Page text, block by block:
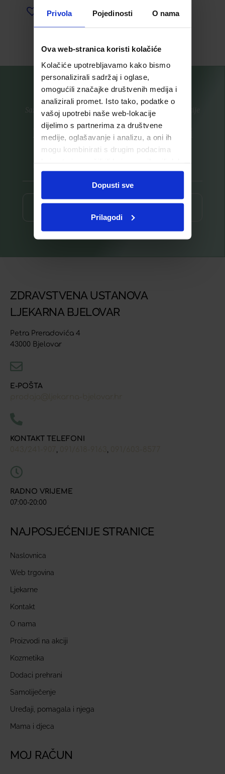
Privola Pojedinosti O nama
Ova web-stranica koristi kolačiće
Kolačiće upotrebljavamo kako bismo
personalizirali sadržaj i oglase,
omogućili značajke društvenih medija i
analizirali promet. Isto tako, podatke o
vašoj upotrebi naše web-lokacije
dijelimo s partnerima za društvene
medije, oglašavanje i analizu, a oni ih
mogu kombinirati s drugim podacima
ste upotrebljavali njihove usluge.
Dopusti sve
Prilagodi
Dodaj u listu želja
Saznajte prvi za nove proizvode i ekskluzivne promocije
Prijavite se na listu za novosti
ZDRAVSTVENA USTANOVA
LJEKARNA BJELOVAR
Petra Preradovića 4
43000 Bjelovar
E-POŠTA
KONTAKT TELEFONI
RADNO VRIJEME
07:00-20:00
NAJPOSJEĆENIJE STRANICE
Naslovnica
Web trgovina
Ljekarne
Kontakt
O nama
Proizvodi na akciji
Kozmetika
Dodaci prehrani
Samoliječenje
Uređaji, pomagala i njega
Mama i djeca
MOJ RAČUN